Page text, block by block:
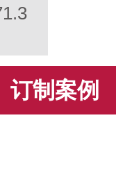
订制案例